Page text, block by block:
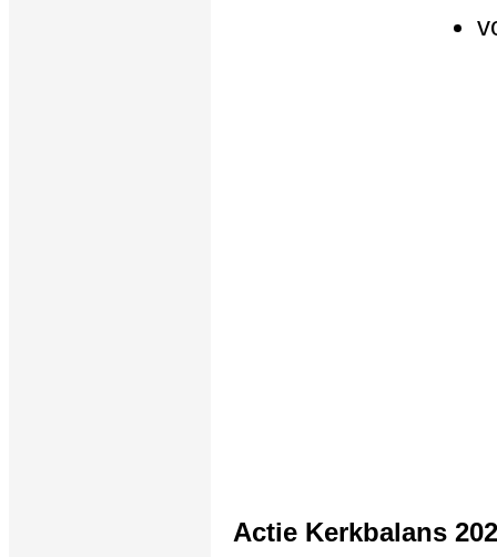
Actie Kerkbalans